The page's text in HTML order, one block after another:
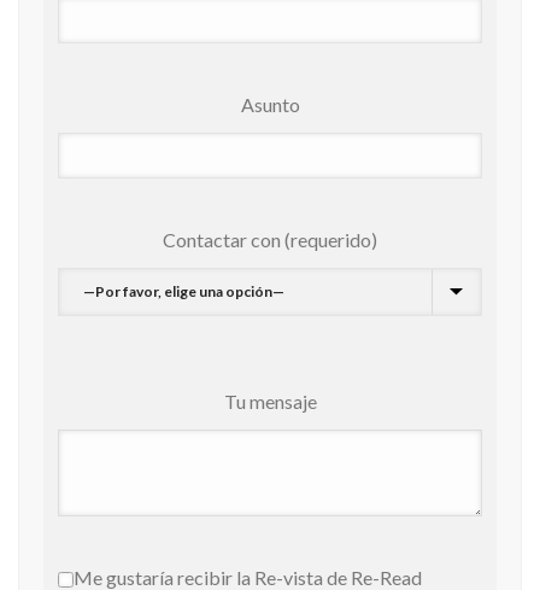
Asunto
Contactar con (requerido)
Tu mensaje
Me gustaría recibir la Re-vista de Re-Read